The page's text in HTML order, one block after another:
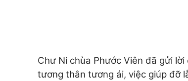
Chư Ni chùa Phước Viên đã gửi
tương thân tương ái, việc giúp đỡ